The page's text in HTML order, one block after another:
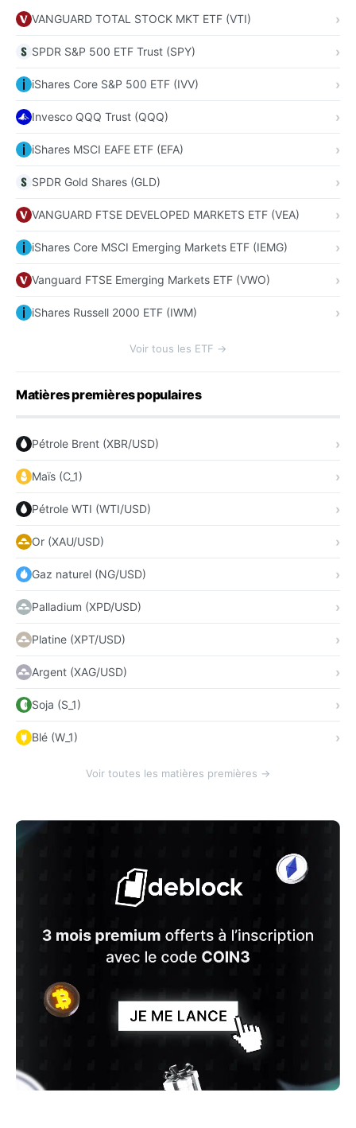
VANGUARD TOTAL STOCK MKT ETF (VTI)
SPDR S&P 500 ETF Trust (SPY)
iShares Core S&P 500 ETF (IVV)
Invesco QQQ Trust (QQQ)
iShares MSCI EAFE ETF (EFA)
SPDR Gold Shares (GLD)
VANGUARD FTSE DEVELOPED MARKETS ETF (VEA)
iShares Core MSCI Emerging Markets ETF (IEMG)
Vanguard FTSE Emerging Markets ETF (VWO)
iShares Russell 2000 ETF (IWM)
Voir tous les ETF →
Matières premières populaires
Pétrole Brent (XBR/USD)
Maïs (C_1)
Pétrole WTI (WTI/USD)
Or (XAU/USD)
Gaz naturel (NG/USD)
Palladium (XPD/USD)
Platine (XPT/USD)
Argent (XAG/USD)
Soja (S_1)
Blé (W_1)
Voir toutes les matières premières →